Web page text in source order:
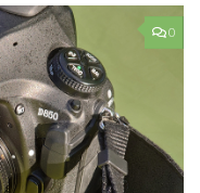
0